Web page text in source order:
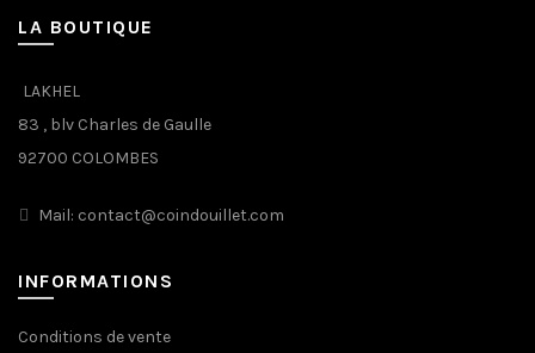
LA BOUTIQUE
LAKHEL
83 , blv Charles de Gaulle
92700 COLOMBES
Mail: contact@coindouillet.com
INFORMATIONS
Conditions de vente